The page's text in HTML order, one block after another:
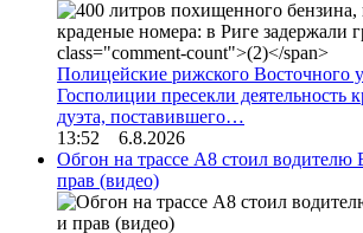
Полицейские рижского Восточного
Госполиции пресекли деятельность
дуэта, поставившего…
13:52 6.8.2026
Обгон на трассе А8 стоил водителю
прав (видео)